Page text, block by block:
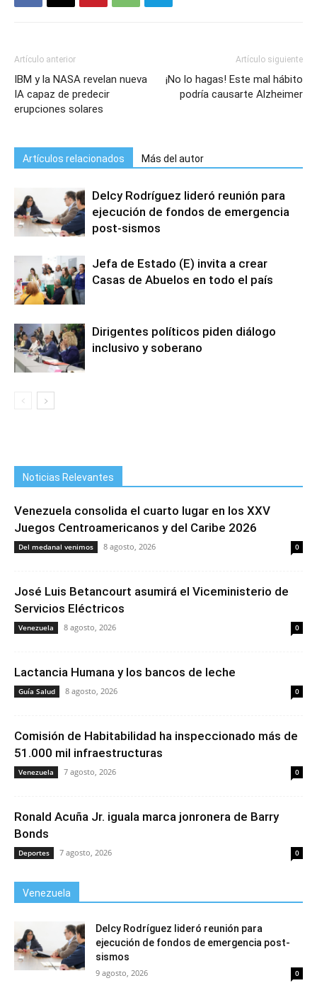
Artículo anterior
IBM y la NASA revelan nueva
IA capaz de predecir
erupciones solares
Artículo siguiente
¡No lo hagas! Este mal hábito
podría causarte Alzheimer
Artículos relacionados Más del autor
Delcy Rodríguez lideró reunión para
ejecución de fondos de emergencia
post-sismos
Jefa de Estado (E) invita a crear
Casas de Abuelos en todo el país
Dirigentes políticos piden diálogo
inclusivo y soberano
Noticias Relevantes
Venezuela consolida el cuarto lugar en los XXV
Juegos Centroamericanos y del Caribe 2026
Del medanal venimos 8 agosto, 2026 0
José Luis Betancourt asumirá el Viceministerio de
Servicios Eléctricos
Venezuela 8 agosto, 2026 0
Lactancia Humana y los bancos de leche
Guía Salud 8 agosto, 2026 0
Comisión de Habitabilidad ha inspeccionado más de
51.000 mil infraestructuras
Venezuela 7 agosto, 2026 0
Ronald Acuña Jr. iguala marca jonronera de Barry
Bonds
Deportes 7 agosto, 2026 0
Venezuela
Delcy Rodríguez lideró reunión para
ejecución de fondos de emergencia post-
sismos
9 agosto, 2026 0